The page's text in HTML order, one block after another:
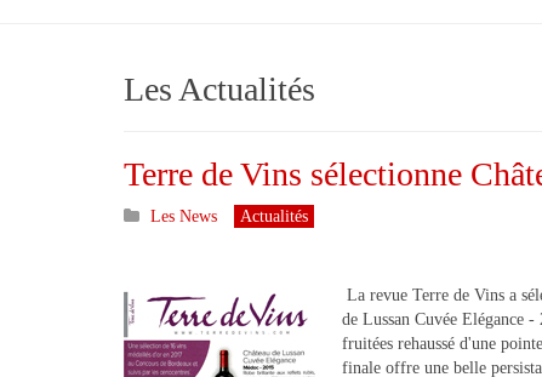
Les Actualités
Terre de Vins sélectionne
Les News Actualités
La revue Terre de Vins a
de Lussan Cuvée Elégance
fruitées rehaussé d'une
finale offre une belle